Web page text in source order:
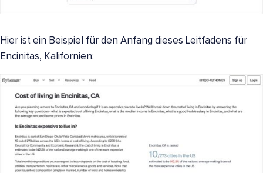
Hier ist ein Beispiel für den Anfang dieses Leitfadens für
Encinitas, Kalifornien: